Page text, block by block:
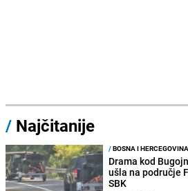
/ Najčitanije
/BOSNA I HERCEGOVINA
Drama kod
ušla na područje
SBK